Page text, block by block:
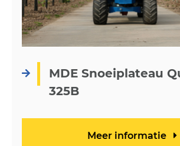
MDE Snoeiplateau
325B
Meer informatie